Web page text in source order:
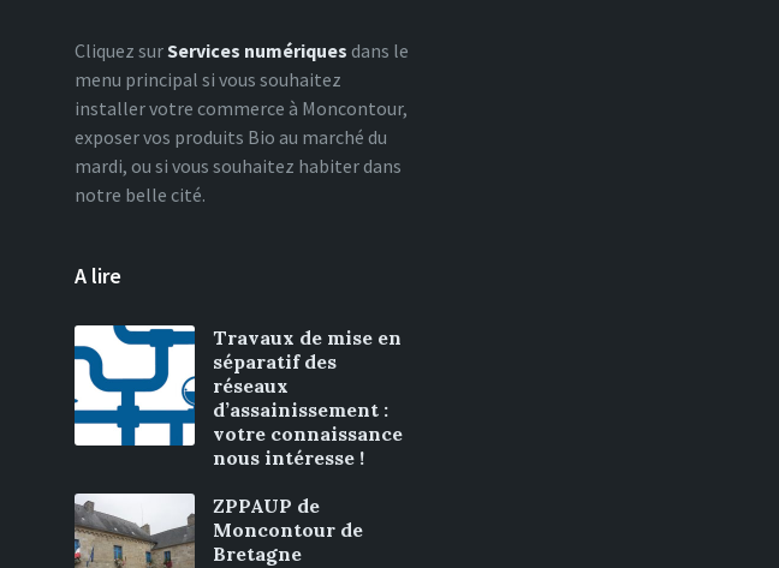
Cliquez surServices numériques dans le
menu principal si vous souhaitez
installer votre commerce à Moncontour,
exposer vos produits Bio au marché du
mardi, ou si vous souhaitez habiter dans
notre belle cité.
A lire
Travaux de mise en
séparatif des
réseaux
d’assainissement :
votre connaissance
nous intéresse !
ZPPAUP de
Moncontour de
Bretagne